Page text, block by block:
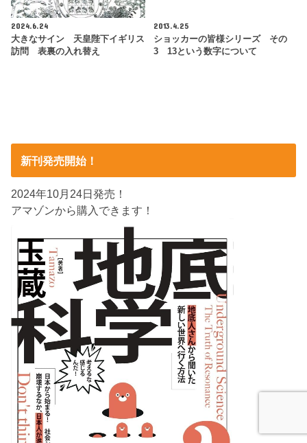
2024.6.24
大きなサイン 天皇陛下イギリス
訪問 表裏の入れ替え
2013.4.25
ショッカーの皆様シリーズ その
3 13という数字について
新刊発売開始！
2024年10月24日発売！
アマゾンから購入できます！